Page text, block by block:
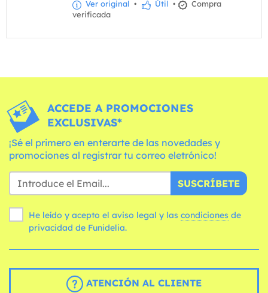
Ver original • Útil •
Compra
verificada
ACCEDE A PROMOCIONES
EXCLUSIVAS*
¡Sé el primero en enterarte de las novedades y
promociones al registrar tu correo eletrónico!
SUSCRÍBETE
He leído y acepto el aviso legal y las condiciones
privacidad de Funidelia.
ATENCIÓN AL CLIENTE